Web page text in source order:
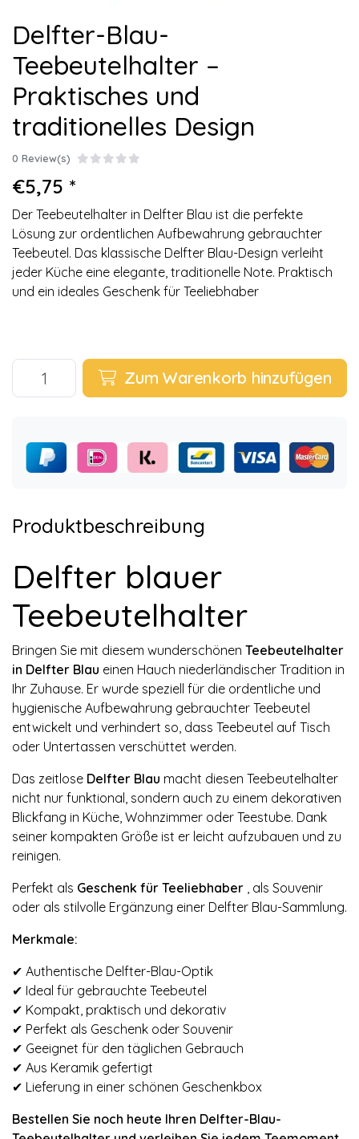
Delfter-Blau-
Teebeutelhalter –
Praktisches und
traditionelles Design
0 Review(s)
€5,75 *
Der Teebeutelhalter in Delfter Blau ist die perfekte
Lösung zur ordentlichen Aufbewahrung gebrauchter
Teebeutel. Das klassische Delfter Blau-Design verleiht
jeder Küche eine elegante, traditionelle Note. Praktisch
und ein ideales Geschenk für Teeliebhaber
Zum Warenkorb hinzufügen
Produktbeschreibung
Delfter blauer
Teebeutelhalter
Bringen Sie mit diesem wunderschönen Teebeutelhalter
in Delfter Blau einen Hauch niederländischer Tradition in
Ihr Zuhause. Er wurde speziell für die ordentliche und
hygienische Aufbewahrung gebrauchter Teebeutel
entwickelt und verhindert so, dass Teebeutel auf Tisch
oder Untertassen verschüttet werden.
Das zeitlose Delfter Blau macht diesen Teebeutelhalter
nicht nur funktional, sondern auch zu einem dekorativen
Blickfang in Küche, Wohnzimmer oder Teestube. Dank
seiner kompakten Größe ist er leicht aufzubauen und zu
reinigen.
Perfekt als Geschenk für Teeliebhaber , als Souvenir
oder als stilvolle Ergänzung einer Delfter Blau-Sammlung.
Merkmale:
✔ Authentische Delfter-Blau-Optik
✔ Ideal für gebrauchte Teebeutel
✔ Kompakt, praktisch und dekorativ
✔ Perfekt als Geschenk oder Souvenir
✔ Geeignet für den täglichen Gebrauch
✔ Aus Keramik gefertigt
✔ Lieferung in einer schönen Geschenkbox
Bestellen Sie noch heute Ihren Delfter-Blau-